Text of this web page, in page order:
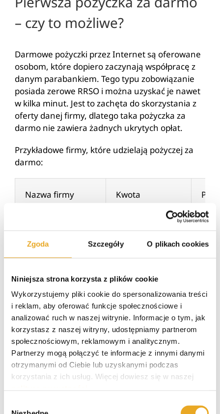
Zgoda Szczegóły O plikach cookies
Niniejsza strona korzysta z plików cookie
Wykorzystujemy pliki cookie do spersonalizowania treści
i reklam, aby oferować funkcje społecznościowe i
analizować ruch w naszej witrynie. Informacje o tym, jak
korzystasz z naszej witryny, udostępniamy partnerom
społecznościowym, reklamowym i analitycznym.
Partnerzy mogą połączyć te informacje z innymi danymi
otrzymanymi od Ciebie lub uzyskanymi podczas
korzystania z ich usług. Więcej dowiesz się w naszej
– czy to możliwe?
Darmowe pożyczki przez Internet są oferowane
osobom, które dopiero zaczynają współpracę z
danym parabankiem. Tego typu zobowiązanie
posiada zerowe RRSO i można uzyskać je nawet
w kilka minut. Jest to zachęta do skorzystania z
oferty danej firmy, dlatego taka pożyczka za
darmo nie zawiera żadnych ukrytych opłat.
Przykładowe firmy, które udzielają pożyczej za
darmo:
Nazwa firmy Kwota
100 zł – 50 000 zł
do
Finbo.pl
500 zł – 15 000 zł
do
PozyczkaPlus.pl
200 zł – 15 000 zł
do
PanPozyczka.pl
100 zł – 50 000 zł
do
SzybkaGotowka.pl
400 zł – 15 000 zł
Pożyczka bez odsetek – na